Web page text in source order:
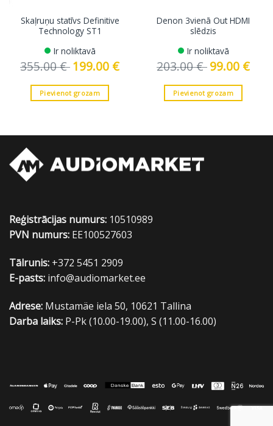
Skaļruņu statīvs Definitive
Technology ST1
Ir noliktavā
355.00€ Original
price
355.00 €.
199.00 €Current
price
Pievienot grozam
Denon 3vienā Out HDMI
slēdzis
Ir noliktavā
203.00€ Original
price
203.00 €.
99.00 €price
Pievienot grozam
Reģistrācijas numurs: 10510989
PVN numurs: EE100527603
Tālrunis: +372 5451 2909
E-pasts: info@audiomarket.ee
Adrese: Mustamäe iela 50, 10621 Tallina
Darba laiks: P-Pk (10.00-19.00), S (11.00-16.00)